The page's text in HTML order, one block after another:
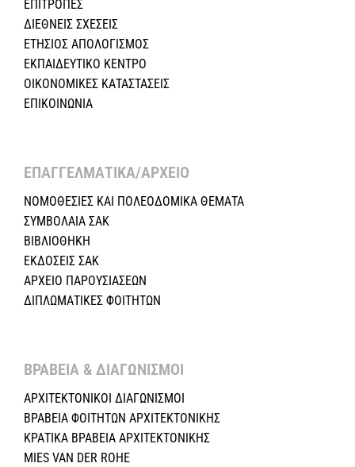
ΕΠΙΤΡΟΠΕΣ
ΔΙΕΘΝΕΙΣ ΣΧΕΣEIΣ
ΕΤΗΣΙΟΣ ΑΠΟΛΟΓΙΣΜΟΣ
ΕΚΠΑΙΔΕΥΤΙΚΟ ΚΕΝΤΡΟ
ΟΙΚΟΝΟΜΙΚΕΣ ΚΑΤΑΣΤΑΣΕΙΣ
ΕΠΙΚΟΙΝΩΝΙΑ
ΕΠΑΓΓΕΛΜΑΤΙΚΑ/ΑΡΧΕΙΟ ​
ΝΟΜΟΘΕΣΙΕΣ KAI ΠΟΛΕΟΔΟΜΙΚΑ ΘΕΜΑΤΑ
ΣΥΜΒΟΛΑΙΑ ΣΑΚ
ΒΙΒΛΙΟΘΗΚΗ
ΕΚΔΟΣΕΙΣ ΣΑΚ
ΑΡΧΕΙΟ ΠΑΡΟΥΣΙΑΣΕΩΝ
ΔΙΠΛΩΜΑΤΙΚΕΣ ΦΟΙΤΗΤΩΝ
ΒΡΑΒΕΙΑ & ΔΙΑΓΩΝΙΣΜΟΙ ​
ΑΡΧΙΤΕΚΤΟΝΙΚΟΙ ΔΙΑΓΩΝΙΣΜΟΙ
ΒΡΑΒΕΙΑ ΦΟΙΤΗΤΩΝ ΑΡΧΙΤΕΚΤΟΝΙΚΗΣ
ΚΡΑΤΙΚΑ ΒΡΑΒΕΙΑ ΑΡΧΙΤΕΚΤΟΝΙΚΗΣ
MIES VAN DER ROHE